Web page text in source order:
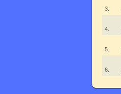
3.
4.
5.
6.